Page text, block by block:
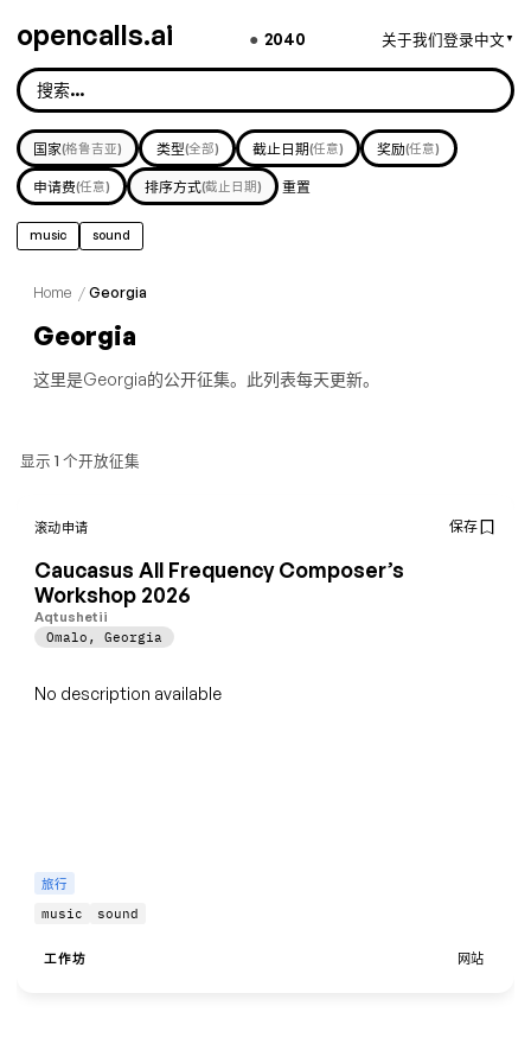
opencalls.ai ● 2040 关于我们登录中文 ▼
国家(格鲁吉亚) 类型(全部) 截止日期(任意) 奖励(任意)
申请费(任意) 排序方式(截止日期) 重置
music sound
Home / Georgia
Georgia
这里是Georgia的公开征集。此列表每天更新。
显示 1 个开放征集
滚动申请 保存
Caucasus All Frequency Composer’s
Workshop 2026
Aqtushetii
Omalo , Georgia
No description available
旅行
music
sound
工作坊 网站